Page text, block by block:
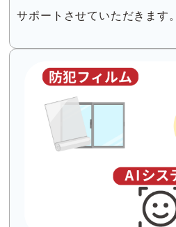
サポートさせていただきます。